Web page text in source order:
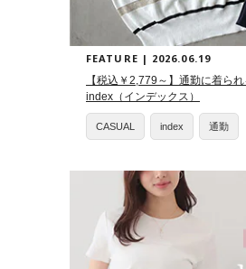
FEATURE | 2026.06.19
【税込￥2,779～】通勤に着ら
index（インデックス）
CASUAL index 通勤